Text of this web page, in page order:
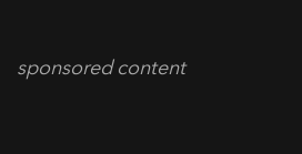
sponsored content